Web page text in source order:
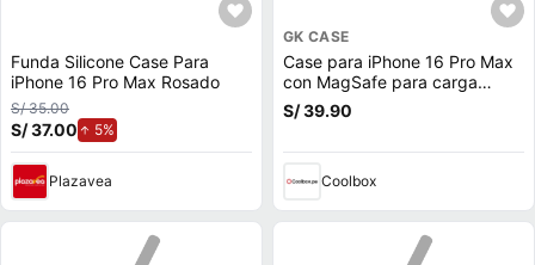
Funda Silicone Case Para
iPhone 16 Pro Max Rosado
S/ 35.00
S/ 37.00 5%
Plazavea
GK CASE
Case para iPhone 16 Pro Max
con MagSafe para carga
inalámbrica, rígido, rosado
S/ 39.90
Coolbox